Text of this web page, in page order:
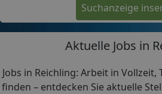
Suchanzeige
Aktuelle Jobs in
Jobs in Reichling: Arbeit in
finden – entdecken Sie aktuelle